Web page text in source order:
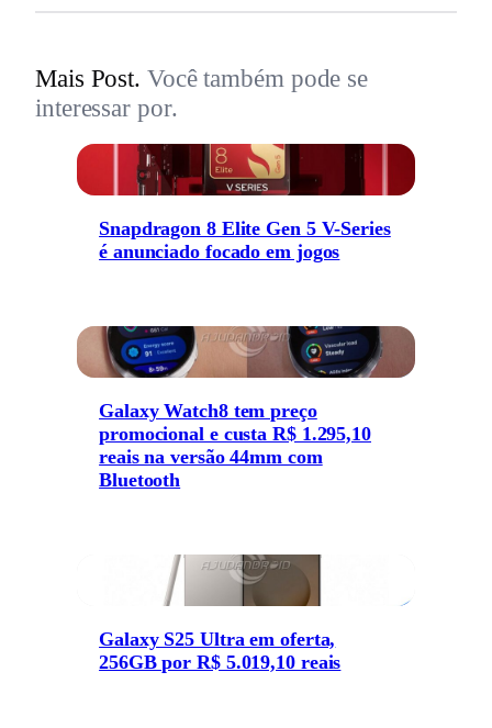
Mais Post. Você também pode se
interessar por.
Snapdragon 8 Elite Gen 5 V-Series
é anunciado focado em jogos
Galaxy Watch8 tem preço
promocional e custa R$ 1.295,10
reais na versão 44mm com
Bluetooth
Galaxy S25 Ultra em oferta,
256GB por R$ 5.019,10 reais